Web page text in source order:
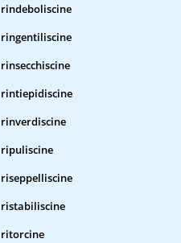
rindeboliscine
ringentiliscine
rinsecchiscine
rintiepidiscine
rinverdiscine
ripuliscine
riseppelliscine
ristabiliscine
ritorcine